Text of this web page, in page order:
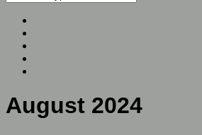
August 2024